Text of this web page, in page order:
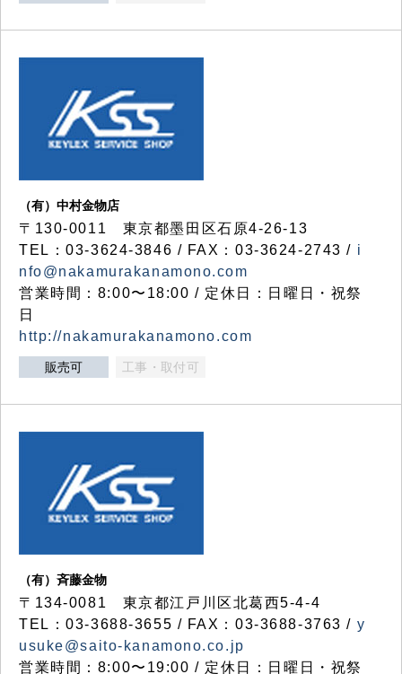
（有）中村金物店
〒130-0011 東京都墨田区石原4-26-13
TEL：03-3624-3846 / FAX：03-3624-2743 / i
nfo@nakamurakanamono.com
営業時間：8:00〜18:00 / 定休日：日曜日・祝祭
日
http://nakamurakanamono.com
販売可 工事・取付可
（有）斉藤金物
〒134-0081 東京都江戸川区北葛西5-4-4
TEL：03-3688-3655 / FAX：03-3688-3763 / y
usuke@saito-kanamono.co.jp
営業時間：8:00〜19:00 / 定休日：日曜日・祝祭